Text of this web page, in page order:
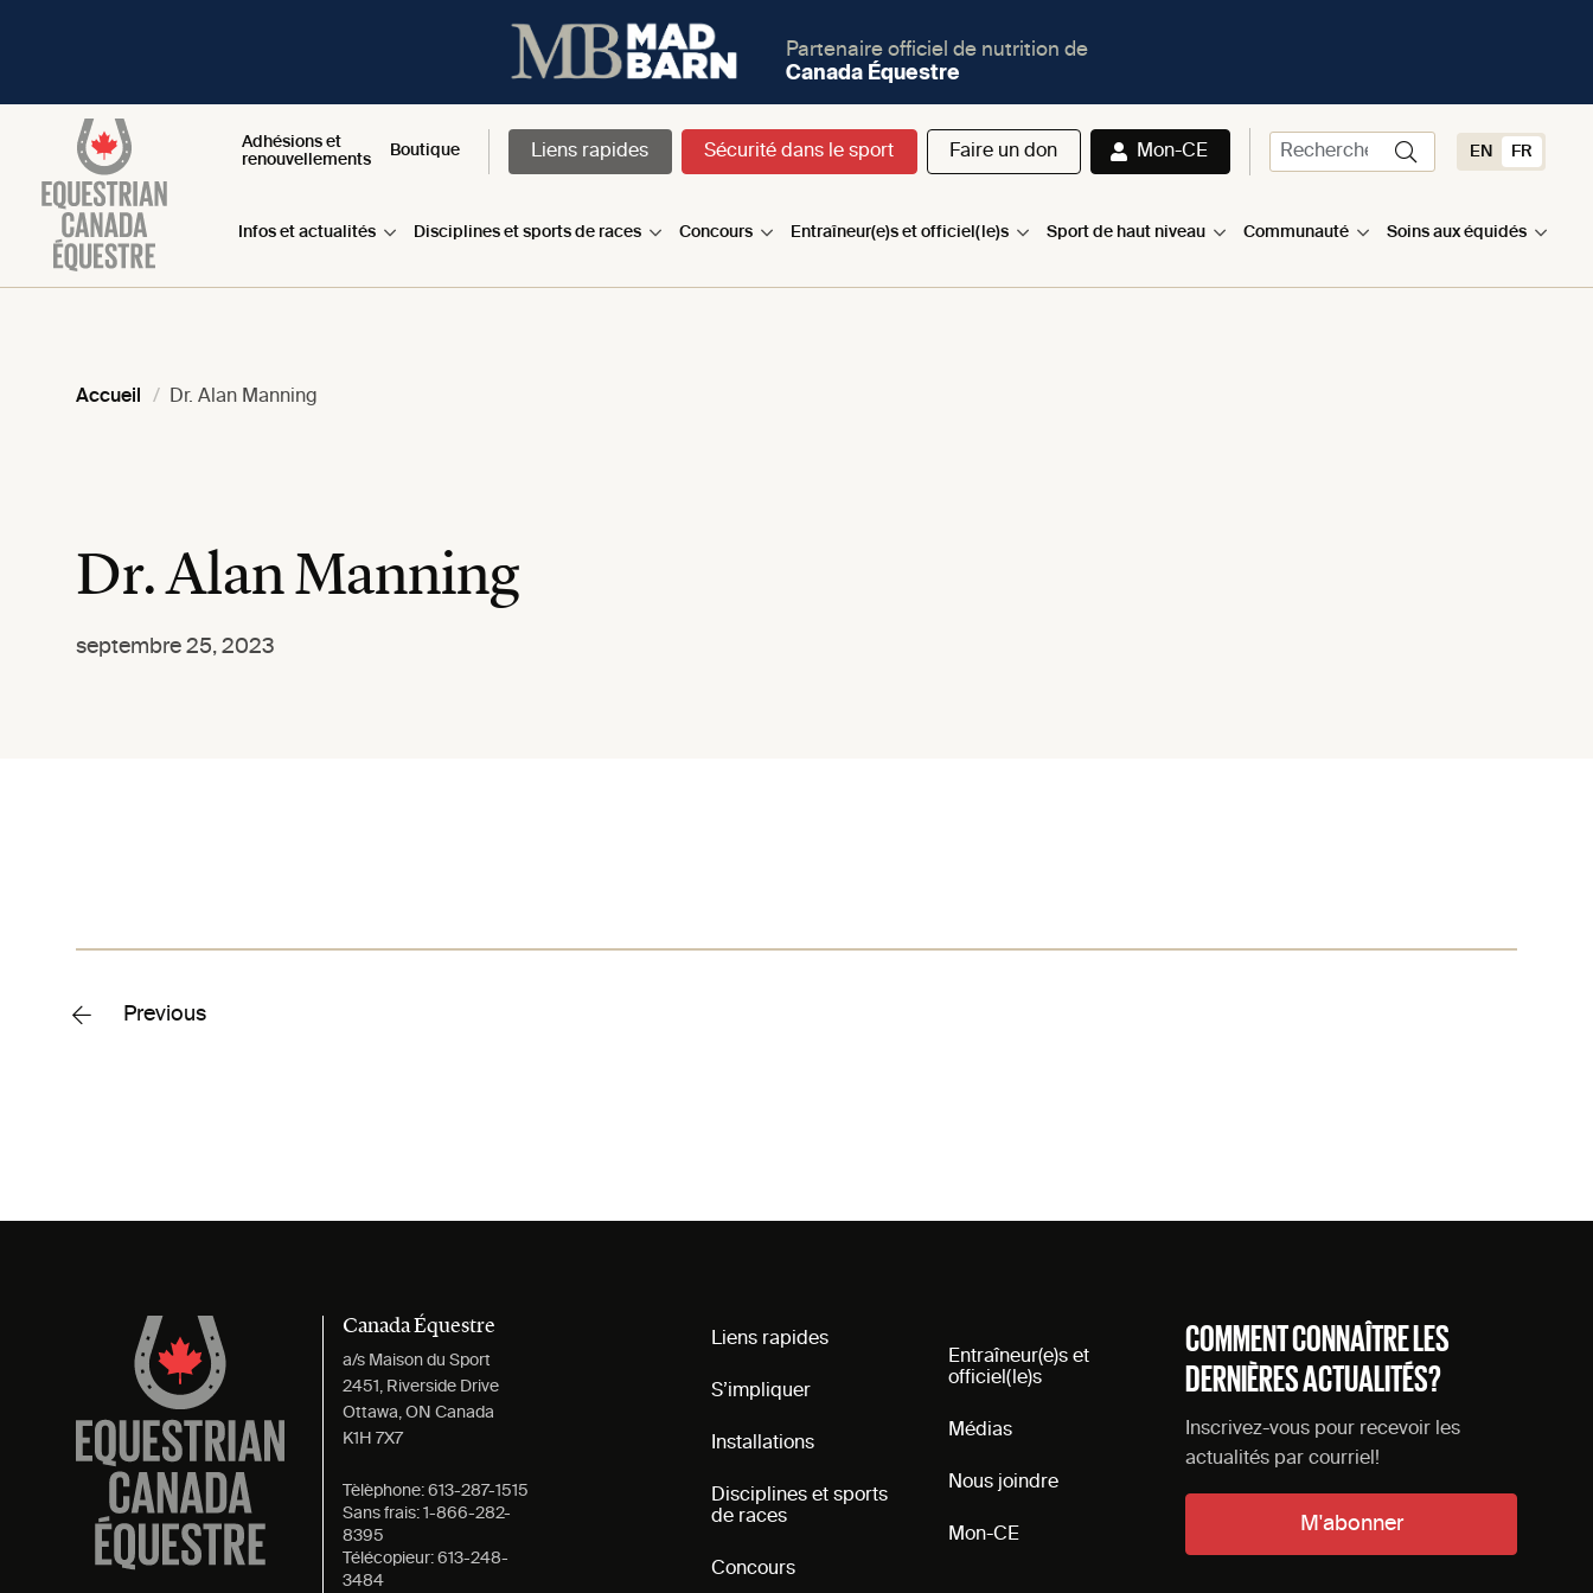
Partenaire officiel de nutrition de
Canada Équestre
Adhésions et
renouvellements
Boutique Liens rapides Sécurité dans le sport Faire un don Mon-CE EN FR
Infos et actualités Disciplines et sports de races Concours Entraîneur(e)s et officiel(le)s Sport de haut niveau Communauté Soins aux équidés
Accueil Dr. Alan Manning
Dr. Alan Manning
septembre 25, 2023
Previous
Canada Équestre
a/s Maison du Sport
2451, Riverside Drive
Ottawa, ON Canada
K1H 7X7
Tèlèphone: 613-287-1515
Sans frais: 1-866-282-
8395
Télécopieur: 613-248-
3484
Liens rapides
S’impliquer
Installations
Disciplines et sports
de races
Concours
Entraîneur(e)s et
officiel(le)s
Médias
Nous joindre
Mon-CE
COMMENT CONNAÎTRE LES
DERNIÈRES ACTUALITÉS?
Inscrivez-vous pour recevoir les
actualités par courriel!
M'abonner